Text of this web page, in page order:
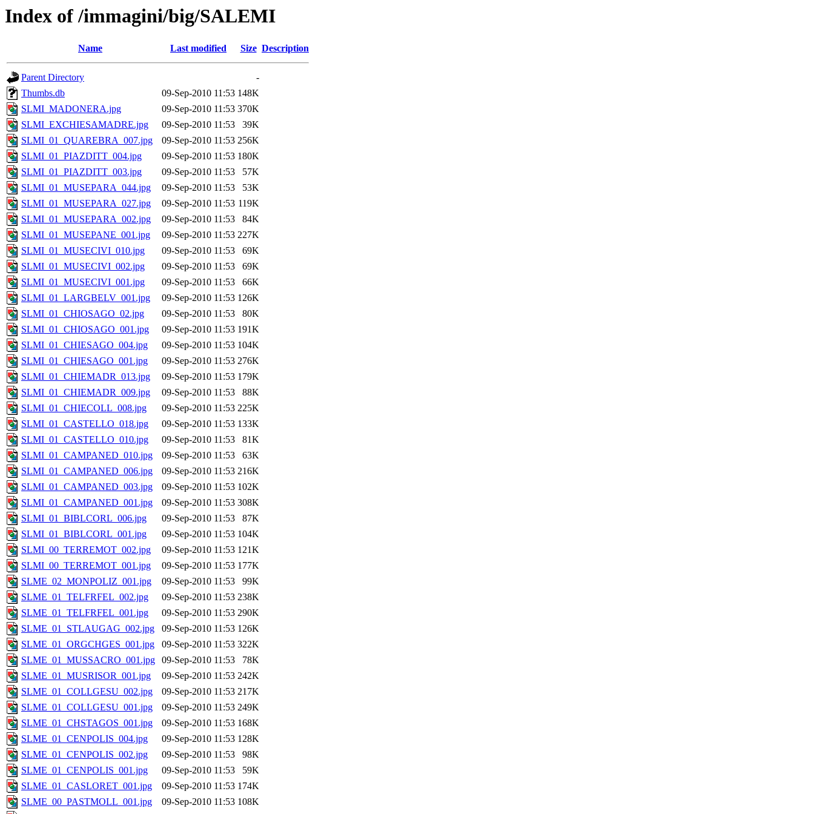
Index of /immagini/big/SALEMI
Name Last modified Size Description
Parent Directory
-
Thumbs.db
09-Sep-2010 11:53 148K
SLMI_MADONERA.jpg
09-Sep-2010 11:53 370K
SLMI_EXCHIESAMADRE.jpg
09-Sep-2010 11:53
39K
SLMI_01_QUAREBRA_007.jpg
09-Sep-2010 11:53 256K
SLMI_01_PIAZDITT_004.jpg
09-Sep-2010 11:53 180K
SLMI_01_PIAZDITT_003.jpg
09-Sep-2010 11:53
57K
SLMI_01_MUSEPARA_044.jpg
09-Sep-2010 11:53
53K
SLMI_01_MUSEPARA_027.jpg
09-Sep-2010 11:53 119K
SLMI_01_MUSEPARA_002.jpg
09-Sep-2010 11:53
84K
SLMI_01_MUSEPANE_001.jpg
09-Sep-2010 11:53 227K
SLMI_01_MUSECIVI_010.jpg
09-Sep-2010 11:53
69K
SLMI_01_MUSECIVI_002.jpg
09-Sep-2010 11:53
69K
SLMI_01_MUSECIVI_001.jpg
09-Sep-2010 11:53
66K
SLMI_01_LARGBELV_001.jpg
09-Sep-2010 11:53 126K
SLMI_01_CHIOSAGO_02.jpg
09-Sep-2010 11:53
80K
SLMI_01_CHIOSAGO_001.jpg
09-Sep-2010 11:53 191K
SLMI_01_CHIESAGO_004.jpg
09-Sep-2010 11:53 104K
SLMI_01_CHIESAGO_001.jpg
09-Sep-2010 11:53 276K
SLMI_01_CHIEMADR_013.jpg
09-Sep-2010 11:53 179K
SLMI_01_CHIEMADR_009.jpg
09-Sep-2010 11:53
88K
SLMI_01_CHIECOLL_008.jpg
09-Sep-2010 11:53 225K
SLMI_01_CASTELLO_018.jpg
09-Sep-2010 11:53 133K
SLMI_01_CASTELLO_010.jpg
09-Sep-2010 11:53
81K
SLMI_01_CAMPANED_010.jpg
09-Sep-2010 11:53
63K
SLMI_01_CAMPANED_006.jpg
09-Sep-2010 11:53 216K
SLMI_01_CAMPANED_003.jpg
09-Sep-2010 11:53 102K
SLMI_01_CAMPANED_001.jpg
09-Sep-2010 11:53 308K
SLMI_01_BIBLCORL_006.jpg
09-Sep-2010 11:53
87K
SLMI_01_BIBLCORL_001.jpg
09-Sep-2010 11:53 104K
SLMI_00_TERREMOT_002.jpg
09-Sep-2010 11:53 121K
SLMI_00_TERREMOT_001.jpg
09-Sep-2010 11:53 177K
SLME_02_MONPOLIZ_001.jpg
09-Sep-2010 11:53
99K
SLME_01_TELFRFEL_002.jpg
09-Sep-2010 11:53 238K
SLME_01_TELFRFEL_001.jpg
09-Sep-2010 11:53 290K
SLME_01_STLAUGAG_002.jpg
09-Sep-2010 11:53 126K
SLME_01_ORGCHGES_001.jpg
09-Sep-2010 11:53 322K
SLME_01_MUSSACRO_001.jpg
09-Sep-2010 11:53
78K
SLME_01_MUSRISOR_001.jpg
09-Sep-2010 11:53 242K
SLME_01_COLLGESU_002.jpg
09-Sep-2010 11:53 217K
SLME_01_COLLGESU_001.jpg
09-Sep-2010 11:53 249K
SLME_01_CHSTAGOS_001.jpg
09-Sep-2010 11:53 168K
SLME_01_CENPOLIS_004.jpg
09-Sep-2010 11:53 128K
SLME_01_CENPOLIS_002.jpg
09-Sep-2010 11:53
98K
SLME_01_CENPOLIS_001.jpg
09-Sep-2010 11:53
59K
SLME_01_CASLORET_001.jpg
09-Sep-2010 11:53 174K
SLME_00_PASTMOLL_001.jpg
09-Sep-2010 11:53 108K